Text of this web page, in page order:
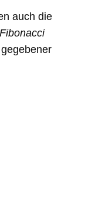
auch die
Fibonacci